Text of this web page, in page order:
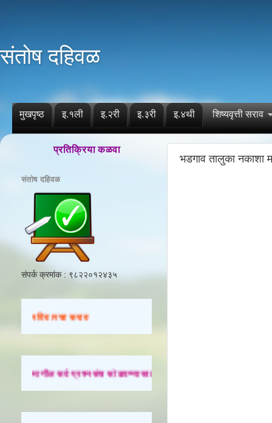
संतोष दहिवळ
मुखपृष्ठ इ.१ली इ.२री इ.३री इ.४थी शिष्यवृत्ती सराव
भडगाव तालुका नकाशा
प्रतिक्रिया कळवा
संतोष दहिवळ
संपर्क क्रमांक : ९८२२०१२४३५
रविवारचा सराव
मागील सर्व प्रश्नसंच सोडवण्यासाठी येथे क्लिक करा.